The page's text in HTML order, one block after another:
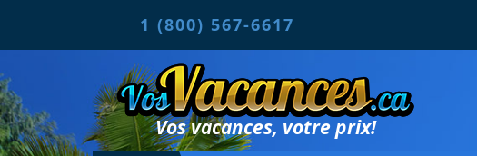
1 (800) 567-6617
Vos vacances, votre prix!